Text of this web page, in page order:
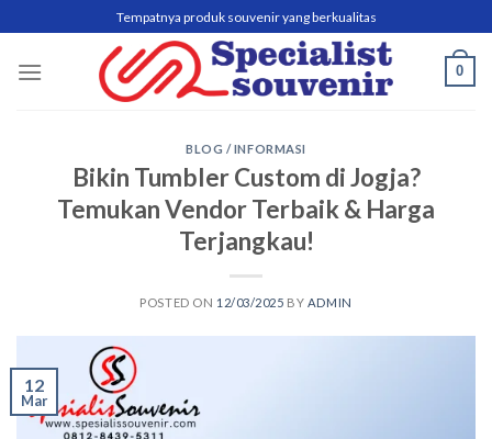
to
content
Tempatnya produk souvenir yang berkualitas
0
BLOG / INFORMASI
Bikin Tumbler Custom di Jogja?
Temukan Vendor Terbaik & Harga
Terjangkau!
POSTED ON 12/03/2025 BY ADMIN
12
Mar